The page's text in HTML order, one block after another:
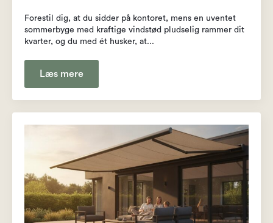
Forestil dig, at du sidder på kontoret, mens en uventet
sommerbyge med kraftige vindstød pludselig rammer dit
kvarter, og du med ét husker, at...
Læs mere